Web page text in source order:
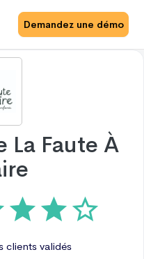
Demandez une démo
La Faute À
clients validés